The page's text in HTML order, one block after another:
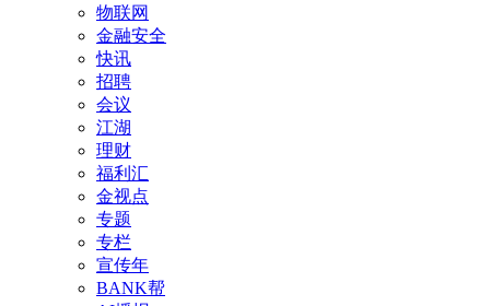
物联网
金融安全
快讯
招聘
会议
江湖
理财
福利汇
金视点
专题
专栏
宣传年
BANK帮